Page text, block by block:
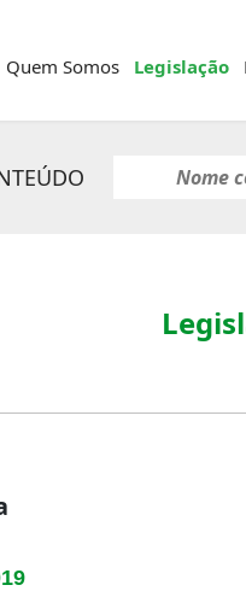
Quem Somos Legislação